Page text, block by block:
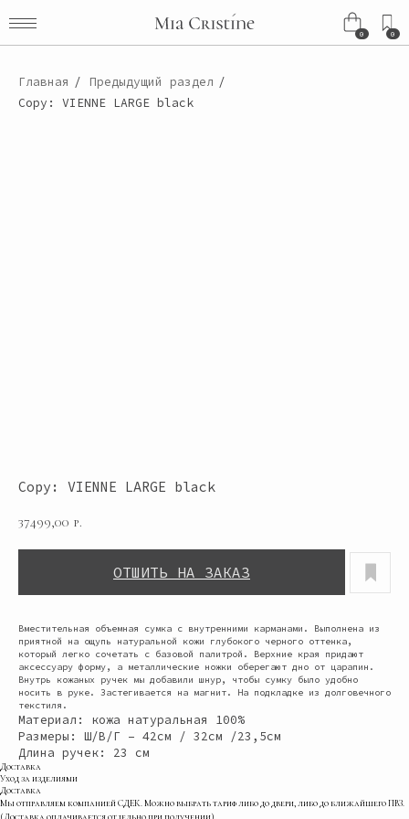
0 0
0 0
Главная / Предыдущий раздел /
Copy: VIENNE LARGE black
Copy: VIENNE LARGE black
37499,00 р.
ОТШИТЬ НА ЗАКАЗ
Вместительная объемная сумка с внутренними карманами. Выполнена из
приятной на ощупь натуральной кожи глубокого черного оттенка,
который легко сочетать с базовой палитрой. Верхние края придают
аксессуару форму, а металлические ножки оберегают дно от царапин.
Внутрь кожаных ручек мы добавили шнур, чтобы сумку было удобно
носить в руке. Застегивается на магнит. На подкладке из долговечного
текстиля.
Материал: кожа натуральная 100%
Размеры: Ш/В/Г – 42см / 32см /23,5см
Длина ручек: 23 см
Доставка
Уход за изделиями
Доставка
Мы отправляем компанией СДЕК. Можно выбрать тариф либо до двери, либо до ближайшего ПВЗ.